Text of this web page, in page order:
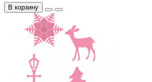
В корзину